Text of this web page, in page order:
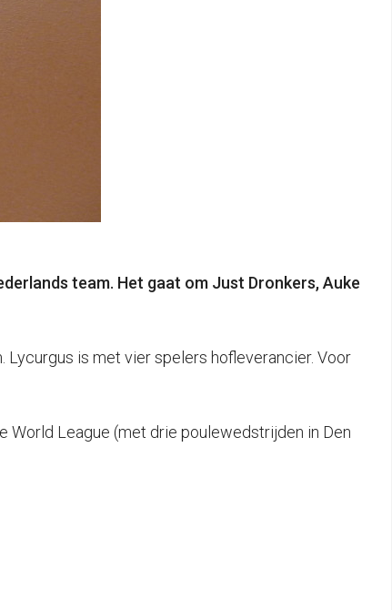
team. Het gaat om Just Dronkers, Auke
is met vier spelers hofleverancier. Voor
World League (met drie poulewedstrijden in Den